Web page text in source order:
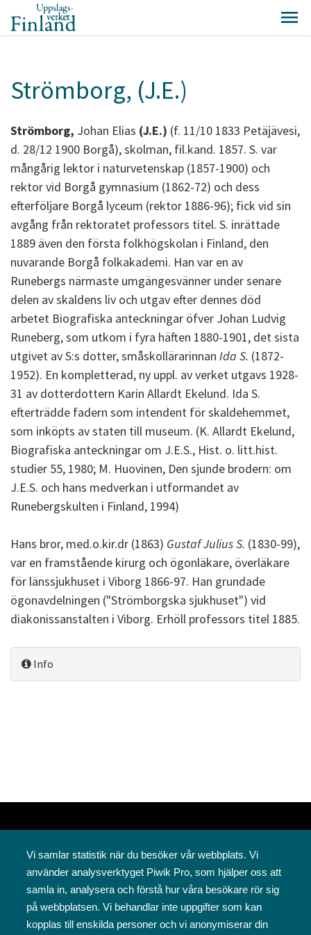
Strömborg, (J.E.)
Strömborg, Johan Elias (J.E.) (f. 11/10 1833 Petäjävesi,
d. 28/12 1900 Borgå), skolman, fil.kand. 1857. S. var
mångårig lektor i naturvetenskap (1857-1900) och
rektor vid Borgå gymnasium (1862-72) och dess
efterföljare Borgå lyceum (rektor 1886-96); fick vid sin
avgång från rektoratet professors titel. S. inrättade
1889 även den första folkhögskolan i Finland, den
nuvarande Borgå folkakademi. Han var en av
Runebergs närmaste umgängesvänner under senare
delen av skaldens liv och utgav efter dennes död
arbetet Biografiska anteckningar öfver Johan Ludvig
Runeberg, som utkom i fyra häften 1880-1901, det sista
utgivet av S:s dotter, småskollärarinnan Ida S. (1872-
1952). En kompletterad, ny uppl. av verket utgavs 1928-
31 av dotterdottern Karin Allardt Ekelund. Ida S.
efterträdde fadern som intendent för skaldehemmet,
som inköpts av staten till museum. (K. Allardt Ekelund,
Biografiska anteckningar om J.E.S., Hist. o. litt.hist.
studier 55, 1980; M. Huovinen, Den sjunde brodern: om
J.E.S. och hans medverkan i utformandet av
Runebergskulten i Finland, 1994)
Hans bror, med.o.kir.dr (1863) Gustaf Julius S. (1830-99),
var en framstående kirurg och ögonläkare, överläkare
för länssjukhuset i Viborg 1866-97. Han grundade
ögonavdelningen ("Strömborgska sjukhuset") vid
diakonissanstalten i Viborg. Erhöll professors titel 1885.
Info
Svenska folkskolans vänner rf
Annegatan 12
Vi samlar statistik när du besöker vår webbplats. Vi
använder analysverktyget Piwik Pro, som hjälper oss att
samla in, analysera och förstå hur våra besökare rör sig
på webbplatsen. Vi behandlar inte uppgifter som kan
kopplas till enskilda personer och vi anonymiserar din